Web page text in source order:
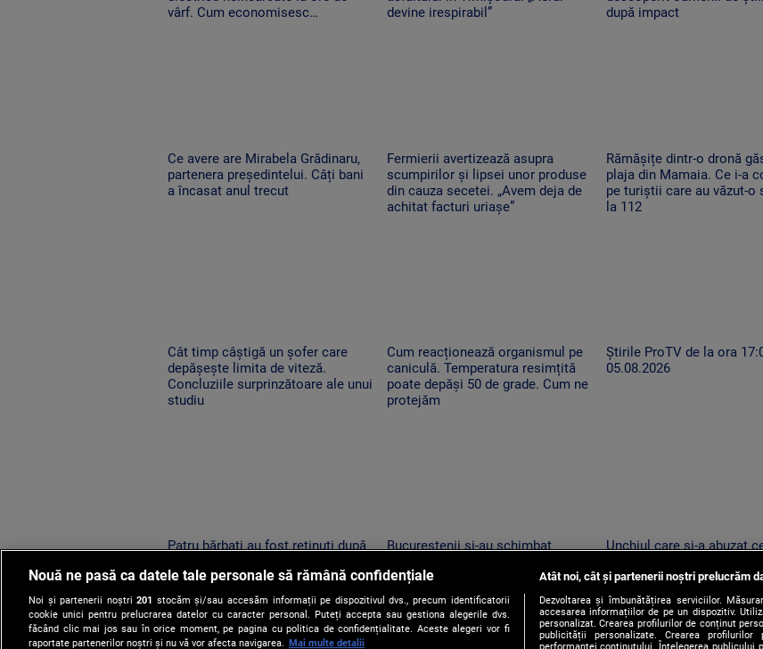
vârf. Cum economisesc
devine irespirabil”
după impact
Ce avere are Mirabela Grădinaru,
partenera președintelui. Câți bani
a încasat anul trecut
Fermierii avertizează asupra
scumpirilor și lipsei unor produse
din cauza secetei. „Avem deja de
achitat facturi uriașe”
Rămășițe dintr-o dronă
plaja din Mamaia. Ce i-a
pe turiștii care au văzut-o
la 112
Cât timp câștigă un șofer care
depășește limita de viteză.
Concluziile surprinzătoare ale unui
studiu
Cum reacționează organismul pe
caniculă. Temperatura resimțită
poate depăși 50 de grade. Cum ne
protejăm
Știrile ProTV de la ora
05.08.2026
Patru bărbați au fost reținuți după
bar din comuna Dofteana.
Conflictul a fost filmat
Bucureștenii și-au schimbat
merg la cumpărături și caută
răcoarea mult-dorită în parcuri
Unchiul care și-a abuzat
profitat de poziția de
Nouă ne pasă ca datele tale personale să rămână confidențiale
Noi și partenerii noștri201 stocăm și/sau accesăm informații pe dispozitivul dvs., precum identificatorii
cookie unici pentru prelucrarea datelor cu caracter personal. Puteți accepta sau gestiona alegerile dvs.
făcând clic mai jos sau în orice moment, pe pagina cu politica de confidențialitate. Aceste alegeri vor fi
raportate partenerilor noștri și nu vă vor afecta navigarea.
Mai multe detalii
Atât noi, cât și partenerii noștri prelucrăm
Dezvoltarea și îmbunătățirea serviciilor.
accesarea informațiilor de pe un dispozitiv.
personalizat. Crearea profilurilor de conținut
publicității personalizate. Crearea profilurilor